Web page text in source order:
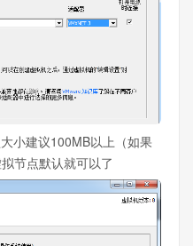
小建议100MB以上（如果
节点默认就可以了